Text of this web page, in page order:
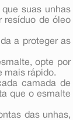
suas unhas
resíduo de óleo
a proteger as
opte por
mais rápido.
camada de
que o esmalte
das unhas,